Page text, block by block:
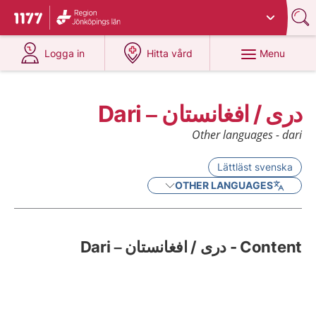
To start page for 1177
Du har valt region
Logga in
at 1177.se
Hitta vård
at 1177.se
Menu
درى / افغانستان – Dari
Other languages - dari
Lättläst svenska
OTHER LANGUAGES
Content - درى / افغانستان – Dari